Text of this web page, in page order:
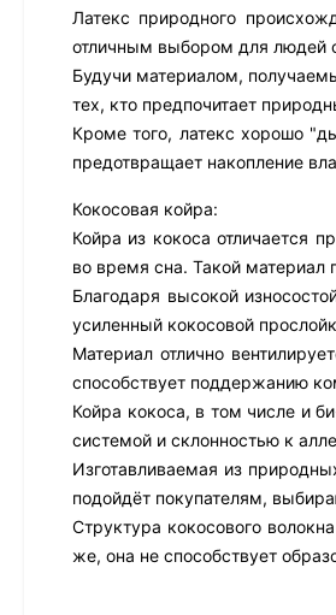
Латекс природного
отличным выбором для людей
Будучи материалом,
тех, кто предпочитает
Кроме того, латекс хорошо
предотвращает накопление
Кокосовая койра:
Койра из кокоса отличается
во время сна. Такой материал
Благодаря высокой
усиленный кокосовой
Материал отлично
способствует поддержанию
Койра кокоса, в том числе и
системой и склонностью к
Изготавливаемая из
подойдёт покупателям,
Структура кокосового
же, она не способствует